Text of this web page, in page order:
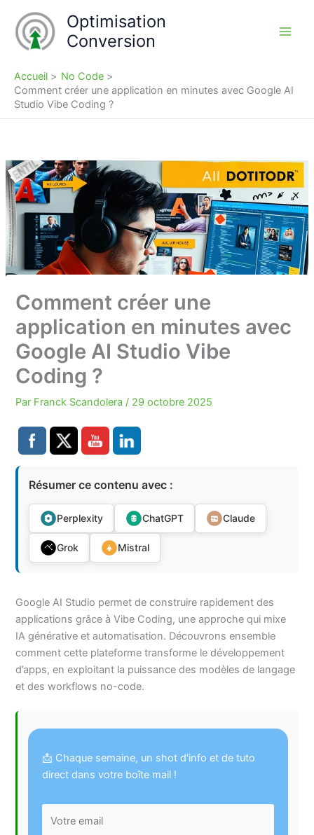
contenu
Optimisation
Conversion
Accueil
No Code
Comment créer une application en minutes avec Google AI
Studio Vibe Coding ?
Comment créer une
application en minutes avec
Google AI Studio Vibe
Coding ?
Par Franck Scandolera / 29 octobre 2025
Résumer ce contenu avec :
Perplexity ChatGPT Claude
Grok Mistral
Google AI Studio permet de construire rapidement des
applications grâce à Vibe Coding, une approche qui mixe
IA générative et automatisation. Découvrons ensemble
comment cette plateforme transforme le développement
d’apps, en exploitant la puissance des modèles de langage
et des workflows no-code.
📩 Chaque semaine, un shot d'info et de tuto
direct dans votre boîte mail !